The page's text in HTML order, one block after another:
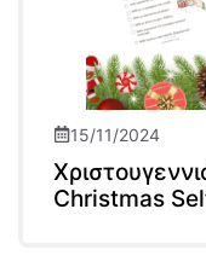
15/11/2024
Christmas